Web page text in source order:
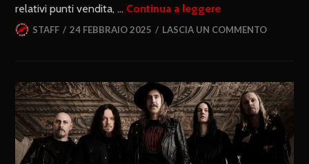
relativi punti vendita, … Continua a leggere
STAFF 24 FEBBRAIO 2025 LASCIA UN COMMENTO